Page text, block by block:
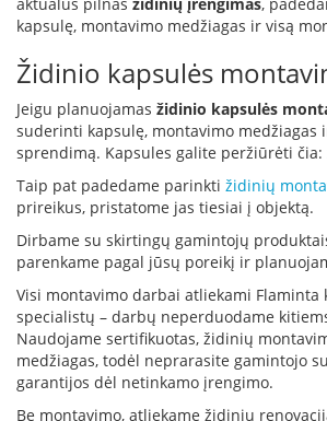
k
s
t
ū
s
o
r
t
a
k
a
i
S
t
a
č
i
a
kapsulę, montavimo medžiagas ir visą
Židinio kapsulės
Jeigu planuojamas židinio kapsulės
suderinti kapsulę, montavimo medžiagas
sprendimą. Kapsules galite peržiūrėti čia:
Taip pat padedame parinkti židinių
prireikus, pristatome jas tiesiai į objektą.
Dirbame su skirtingų gamintojų
parenkame pagal jūsų poreikį ir
Visi montavimo darbai atliekami Flaminta
specialistų – darbų neperduodame
Naudojame sertifikuotas, židinių
medžiagas, todėl neprarasite gamintojo
garantijos dėl netinkamo įrengimo.
Be montavimo, atliekame židinių